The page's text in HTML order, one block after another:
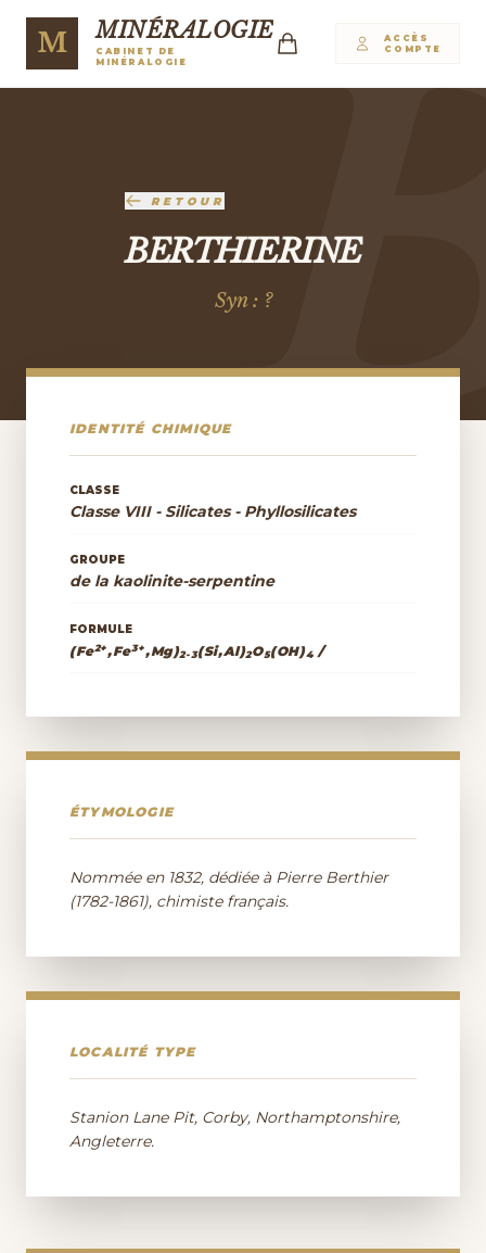
M MINÉRALOGIE
CABINET DE
MINÉRALOGIE
ACCÈS
COMPTE
RETOUR
BERTHIERINE
Syn : ?
IDENTITÉ CHIMIQUE
CLASSE
Classe VIII - Silicates - Phyllosilicates
GROUPE
de la kaolinite-serpentine
FORMULE
(Fe2+,Fe3+,Mg)2-3(Si,Al)2O5(OH)4/
ÉTYMOLOGIE
Nommée en 1832, dédiée à Pierre Berthier
(1782-1861), chimiste français.
LOCALITÉ TYPE
Stanion Lane Pit, Corby, Northamptonshire,
Angleterre.